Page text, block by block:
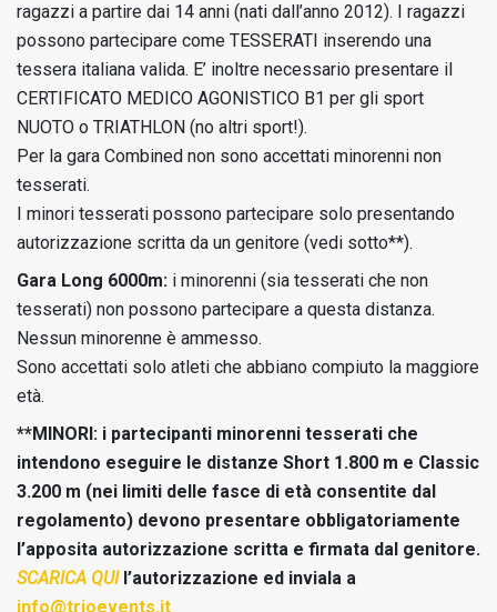
ragazzi a partire dai 14 anni (nati dall’anno 2012). I ragazzi
possono partecipare come TESSERATI inserendo una
tessera italiana valida. E’ inoltre necessario presentare il
CERTIFICATO MEDICO AGONISTICO B1 per gli sport
NUOTO o TRIATHLON (no altri sport!).
Per la gara Combined non sono accettati minorenni non
tesserati.
I minori tesserati possono partecipare solo presentando
autorizzazione scritta da un genitore (vedi sotto**).
Gara Long 6000m: i minorenni (sia tesserati che non
tesserati) non possono partecipare a questa distanza.
Nessun minorenne è ammesso.
Sono accettati solo atleti che abbiano compiuto la maggiore
età.
**MINORI: i partecipanti minorenni tesserati che
intendono eseguire le distanze Short 1.800 m e Classic
3.200 m (nei limiti delle fasce di età consentite dal
regolamento) devono presentare obbligatoriamente
l’apposita autorizzazione scritta e firmata dal genitore.
SCARICA QUIl’autorizzazione ed inviala a
info@trioevents.it